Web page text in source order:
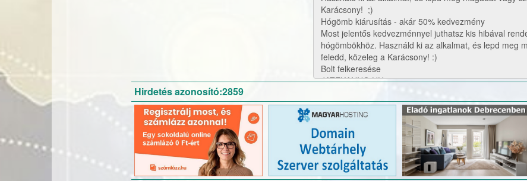
Hirdetés azonosító:2859